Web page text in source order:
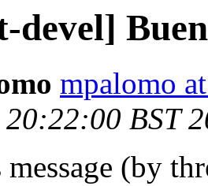
devel]
mpalomo
BST
message (by